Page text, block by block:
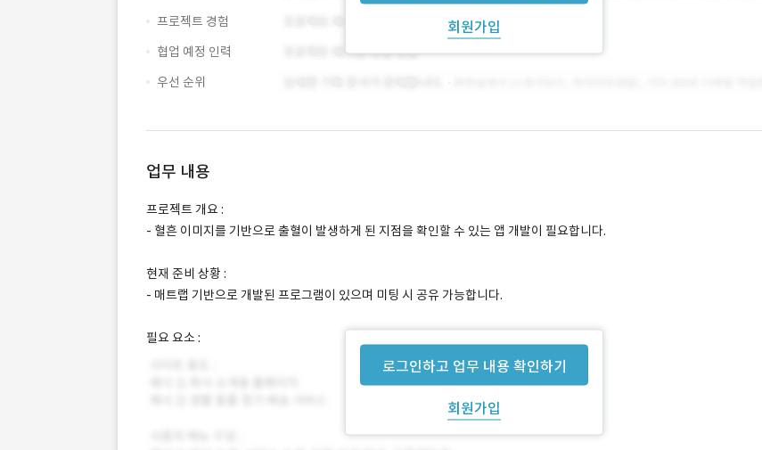
회원가입
프로젝트 경험
협업 예정 인력
우선 순위
업무 내용
로그인하고 업무 내용 확인하기
회원가입
프로젝트 개요 :
- 혈흔 이미지를 기반으로 출혈이 발생하게 된 지점을 확인할 수 있는 앱 개발이 필요합니다.
현재 준비 상황 :
- 매트랩 기반으로 개발된 프로그램이 있으며 미팅 시 공유 가능합니다.
필요 요소 :